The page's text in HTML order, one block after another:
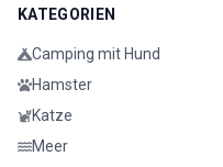
KATEGORIEN
Camping mit Hund
Hamster
Katze
Meer